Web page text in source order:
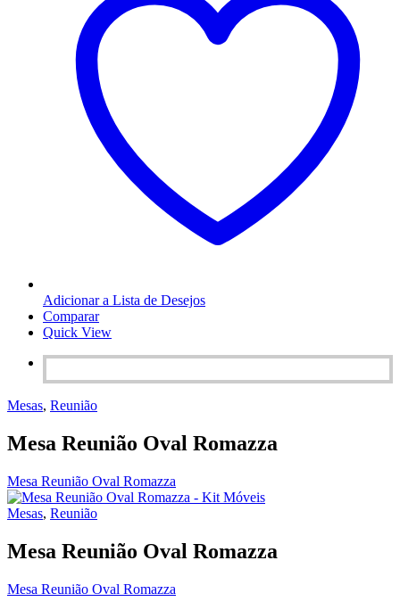
Adicionar a Lista de Desejos
Comparar
Quick View
Mesas, Reunião
Mesa Reunião Oval Romazza
Mesa Reunião Oval Romazza
Mesas, Reunião
Mesa Reunião Oval Romazza
Mesa Reunião Oval Romazza